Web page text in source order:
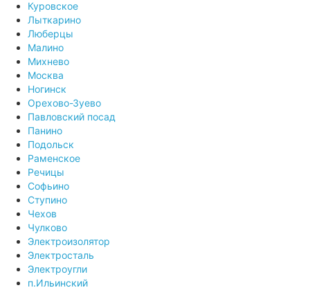
Куровское
Лыткарино
Люберцы
Малино
Михнево
Москва
Ногинск
Орехово-Зуево
Павловский посад
Панино
Подольск
Раменское
Речицы
Софьино
Ступино
Чехов
Чулково
Электроизолятор
Электросталь
Электроугли
п.Ильинский